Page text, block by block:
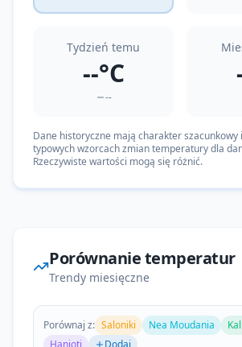
Tydzień temu
--°C
--
Dane historyczne mają charakter szacunkowy
typowych wzorcach zmian temperatury dla
Rzeczywiste wartości mogą się różnić.
Porównanie temperatur
Trendy miesięczne
Porównaj z: Saloniki Nea Moudania
Hanioti
Dodaj